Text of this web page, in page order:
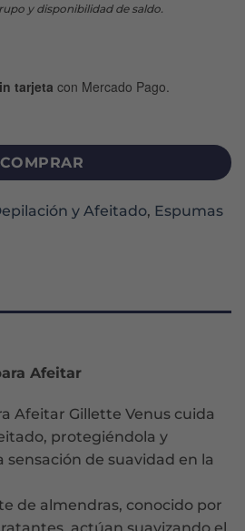
y disponibilidad de saldo.
tarjeta con Mercado Pago.
COMPRAR
y Afeitado, Espumas
Afeitar
Afeitar Gillette Venus cuida
protegiéndola y
de suavidad en la
de almendras, conocido por